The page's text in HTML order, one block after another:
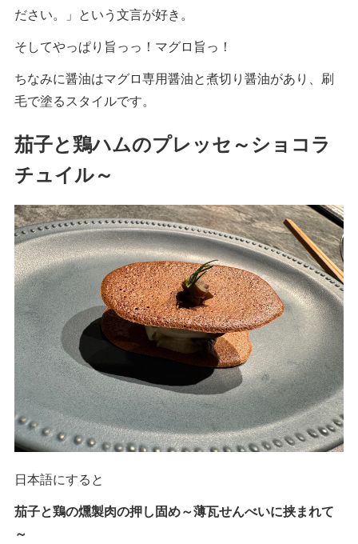
ださい。」という文言が好き。
そしてやっぱり旨っっ！マグロ旨っ！
ちなみに醤油はマグロ専用醤油と煮切り醤油があり、刷
毛で塗るスタイルです。
茄子と鶏ハムのプレッセ～ショコラ
チュイル～
日本語にすると
茄子と鶏の燻製肉の押し固め～薄瓦せんべいに挟まれて
～